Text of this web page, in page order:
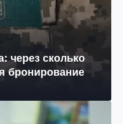
через сколько
бронирование